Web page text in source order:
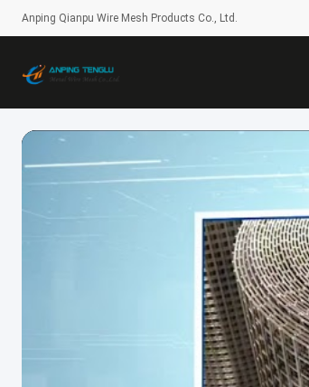
Anping Qianpu Wire Mesh Products Co., Ltd.